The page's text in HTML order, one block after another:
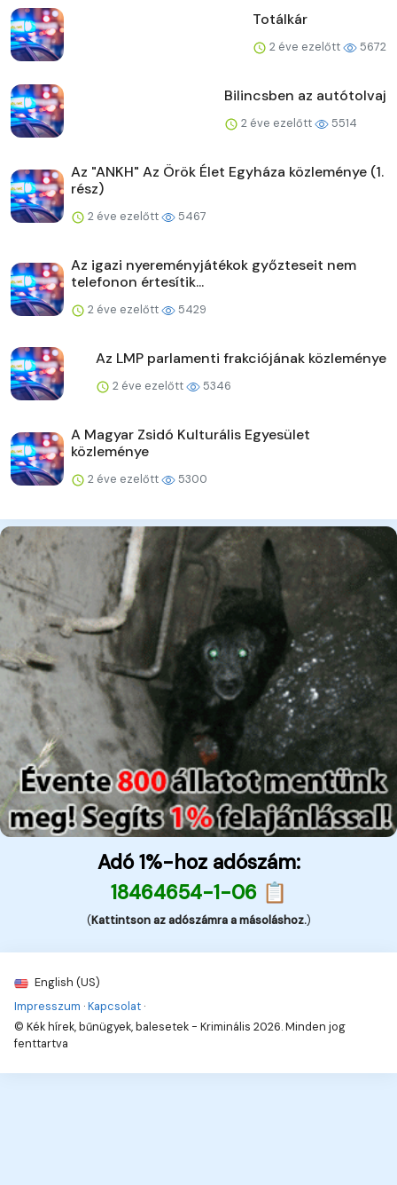
Totálkár
2 éve ezelőtt 5672
Bilincsben az autótolvaj
2 éve ezelőtt 5514
Az "ANKH" Az Örök Élet Egyháza közleménye (1.
rész)
2 éve ezelőtt 5467
Az igazi nyereményjátékok győzteseit nem
telefonon értesítik...
2 éve ezelőtt 5429
Az LMP parlamenti frakciójának közleménye
2 éve ezelőtt 5346
A Magyar Zsidó Kulturális Egyesület
közleménye
2 éve ezelőtt 5300
Adó 1%-hoz adószám:
18464654-1-06 📋
(Kattintson az adószámra a másoláshoz.)
English (US)
Impresszum ·Kapcsolat ·
© Kék hírek, bűnügyek, balesetek - Kriminális 2026. Minden jog
fenttartva